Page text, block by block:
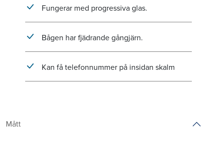
Fungerar med progressiva glas.
Bågen har fjädrande gångjärn.
Kan få telefonnummer på insidan skalm
Mått